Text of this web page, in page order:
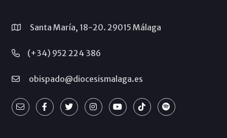
Santa María, 18-20. 29015 Málaga
(+34) 952 224 386
obispado@diocesismalaga.es